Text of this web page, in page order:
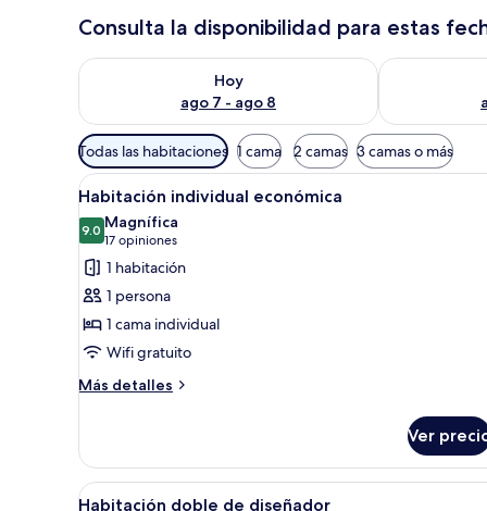
Consulta la disponibilidad para estas
Hoy
ago 7 - ago 8
Consulta la disponibilidad para hoy ago 7 - ago 8
Consulta la
Filtros
disponibles
para
las
habitaciones
Todas las habitaciones 1 cama 2 camas 3 camas o más
Abrir
todas
las
fotos
de
Habitación
individual
económica
Habitación de hotel con una
3
Habitación individual económica
9.09.0 de 10
Magnífica
17 opiniones
(17
opiniones)
1 habitación
1 persona
1 cama individual
Wifi gratuito
Más detalles
Más
individual
económica
Ver
Abrir
Habitación de hotel con
4
Habitación doble de diseñador